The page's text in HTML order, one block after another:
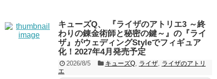
キューズQ、 『ライザのアトリエ3 ～終
わりの錬金術師と秘密の鍵～』の『ライ
ザ』がウェディングStyleでフィギュア
化！2027年4月発売予定
2026/8/5 キューズQ, ライザ, ライザのアトリ
エ